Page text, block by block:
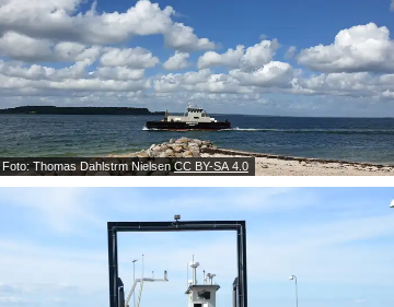
Foto: Thomas Dahlstrm NielsenCC BY-SA 4.0